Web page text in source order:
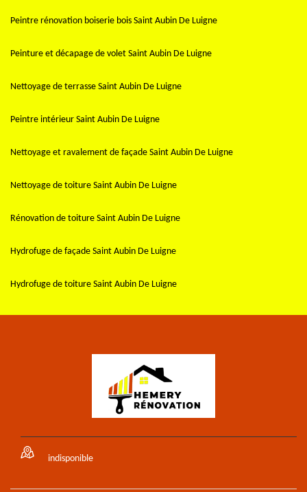
Peintre rénovation boiserie bois Saint Aubin De Luigne
Peinture et décapage de volet Saint Aubin De Luigne
Nettoyage de terrasse Saint Aubin De Luigne
Peintre intérieur Saint Aubin De Luigne
Nettoyage et ravalement de façade Saint Aubin De Luigne
Nettoyage de toiture Saint Aubin De Luigne
Rénovation de toiture Saint Aubin De Luigne
Hydrofuge de façade Saint Aubin De Luigne
Hydrofuge de toiture Saint Aubin De Luigne
indisponible